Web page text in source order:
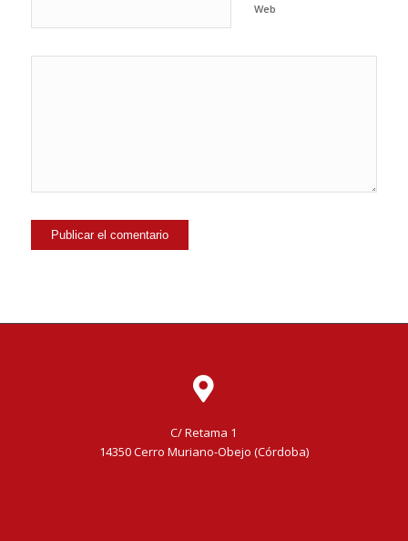
Web
C/ Retama 1
14350 Cerro Muriano-Obejo (Córdoba)